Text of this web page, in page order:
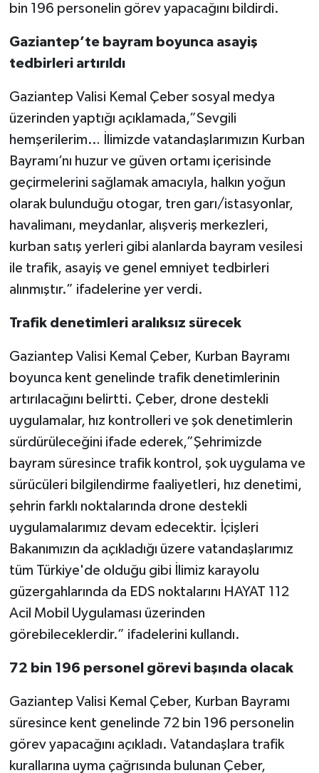
bin 196 personelin görev yapacağını bildirdi.
Gaziantep’te bayram boyunca asayiş
tedbirleri artırıldı
Gaziantep Valisi Kemal Çeber sosyal medya
üzerinden yaptığı açıklamada,”Sevgili
hemşerilerim… İlimizde vatandaşlarımızın Kurban
Bayramı’nı huzur ve güven ortamı içerisinde
geçirmelerini sağlamak amacıyla, halkın yoğun
olarak bulunduğu otogar, tren garı/istasyonlar,
havalimanı, meydanlar, alışveriş merkezleri,
kurban satış yerleri gibi alanlarda bayram vesilesi
ile trafik, asayiş ve genel emniyet tedbirleri
alınmıştır.” ifadelerine yer verdi.
Trafik denetimleri aralıksız sürecek
Gaziantep Valisi Kemal Çeber, Kurban Bayramı
boyunca kent genelinde trafik denetimlerinin
artırılacağını belirtti. Çeber, drone destekli
uygulamalar, hız kontrolleri ve şok denetimlerin
sürdürüleceğini ifade ederek,”Şehrimizde
bayram süresince trafik kontrol, şok uygulama ve
sürücüleri bilgilendirme faaliyetleri, hız denetimi,
şehrin farklı noktalarında drone destekli
uygulamalarımız devam edecektir. İçişleri
Bakanımızın da açıkladığı üzere vatandaşlarımız
tüm Türkiye'de olduğu gibi İlimiz karayolu
güzergahlarında da EDS noktalarını HAYAT 112
Acil Mobil Uygulaması üzerinden
görebileceklerdir.” ifadelerini kullandı.
72 bin 196 personel görevi başında olacak
Gaziantep Valisi Kemal Çeber, Kurban Bayramı
süresince kent genelinde 72 bin 196 personelin
görev yapacağını açıkladı. Vatandaşlara trafik
kurallarına uyma çağrısında bulunan Çeber,